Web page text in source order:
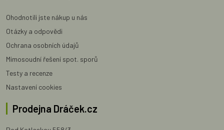
Ohodnotili jste nákup u nás
Otázky a odpovědi
Ochrana osobních údajů
Mimosoudní řešení spot. sporů
Testy a recenze
Nastavení cookies
Prodejna Dráček.cz